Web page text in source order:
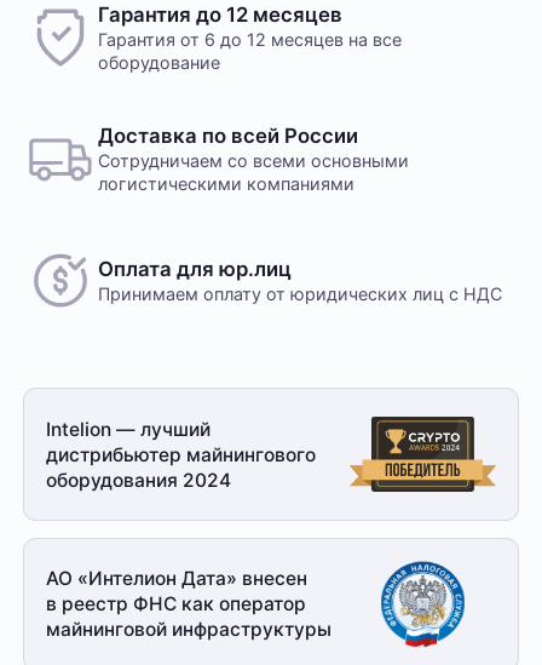
Гарантия до 12 месяцев
Гарантия от 6 до 12 месяцев на все
оборудование
Доставка по всей России
Сотрудничаем со всеми основными
логистическими компаниями
Оплата для юр.лиц
Принимаем оплату от юридических лиц с НДС
Intelion — лучший
дистрибьютер майнингового
оборудования 2024
АО «Интелион Дата» внесен
в реестр ФНС как оператор
майнинговой инфраструктуры